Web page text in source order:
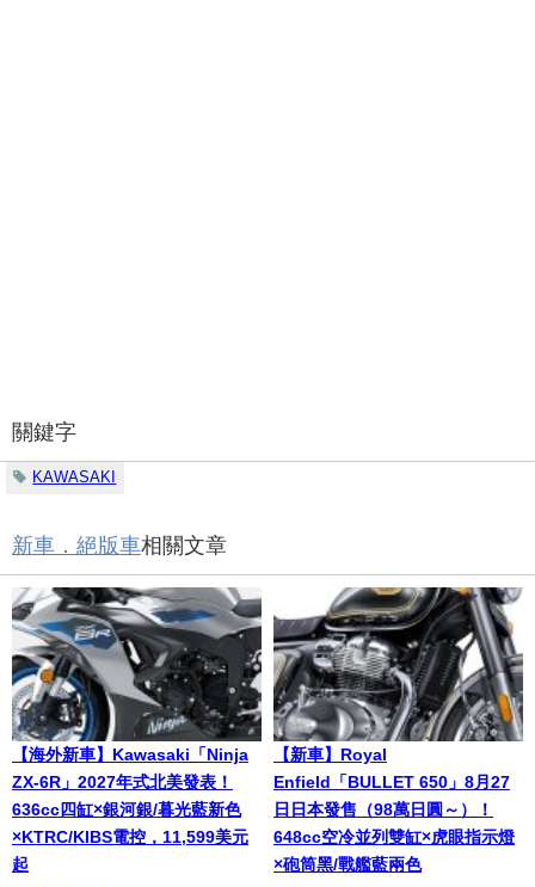
關鍵字
KAWASAKI
新車．絕版車相關文章
【海外新車】Kawasaki「Ninja
ZX-6R」2027年式北美發表！
636cc四缸×銀河銀/暮光藍新色
×KTRC/KIBS電控，11,599美元
起
【新車】Royal
Enfield「BULLET 650」8月27
日日本發售（98萬日圓～）！
648cc空冷並列雙缸×虎眼指示燈
×砲筒黑/戰艦藍兩色